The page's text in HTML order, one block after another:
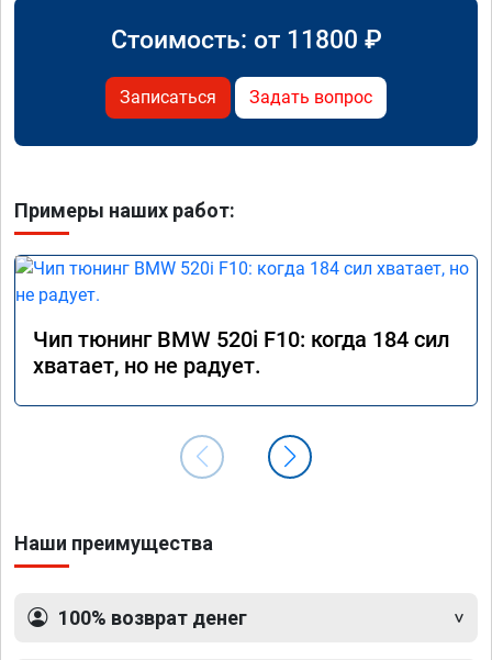
Стоимость: от 11800 ₽
Записаться Задать вопрос
Примеры наших работ:
Чип тюнинг BMW 520i F10: когда 184 сил
хватает, но не радует.
Наши преимущества
100% возврат денег